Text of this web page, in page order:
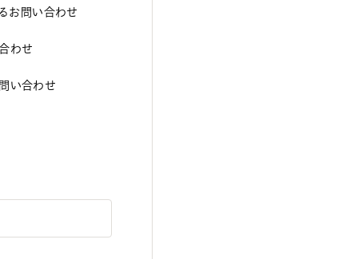
お問い合わせ
わせ
い合わせ